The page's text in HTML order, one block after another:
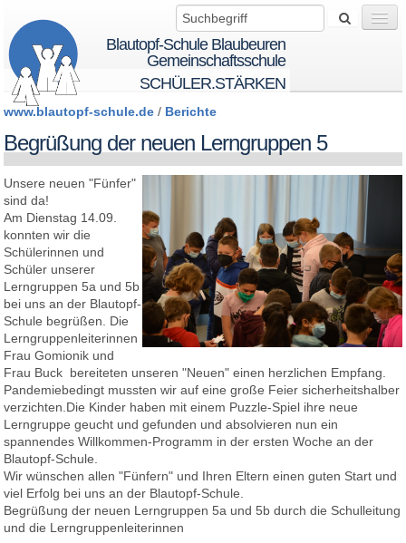
Blautopf-Schule Blaubeuren
Gemeinschaftsschule
SCHÜLER.STÄRKEN
Startseite
BTS - BeTheSolution
Schule
Schüler
Eltern
Berichte
www.blautopf-schule.de / Berichte
Begrüßung der neuen Lerngruppen 5
Unsere neuen "Fünfer"
sind da!
Am Dienstag 14.09.
konnten wir die
Schülerinnen und
Schüler unserer
Lerngruppen 5a und 5b
bei uns an der Blautopf-
Schule begrüßen. Die
Lerngruppenleiterinnen
Frau Gomionik und
Frau Buck bereiteten unseren "Neuen" einen herzlichen Empfang.
Pandemiebedingt mussten wir auf eine große Feier sicherheitshalber
verzichten.Die Kinder haben mit einem Puzzle-Spiel ihre neue
Lerngruppe geucht und gefunden und absolvieren nun ein
spannendes Willkommen-Programm in der ersten Woche an der
Blautopf-Schule.
Wir wünschen allen "Fünfern" und Ihren Eltern einen guten Start und
viel Erfolg bei uns an der Blautopf-Schule.
Begrüßung der neuen Lerngruppen 5a und 5b durch die Schulleitung
und die Lerngruppenleiterinnen